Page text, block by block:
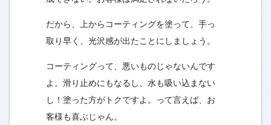
だから、上からコーティングを塗って、手っ
取り早く、光沢感が出たことにしましょう。
コーティングって、悪いものじゃないんです
よ。滑り止めにもなるし、水も吸い込まない
し！塗った方がトクですよ。って言えば、お
客様も喜ぶじゃん。